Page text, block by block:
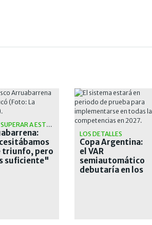
TRAS SUPERAR A ESTUDIANTES
triunfo, pero
suficiente"
LOS DETALLES
Copa Argentina:
el VAR
semiautomático
debutaría en los